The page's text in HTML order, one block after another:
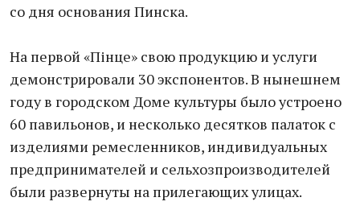
со дня основания Пинска.
На первой «Пінце» свою продукцию и услуги
демонстрировали 30 экспонентов. В нынешнем
году в городском Доме культуры было устроено
60 павильонов, и несколько десятков палаток с
изделиями ремесленников, индивидуальных
предпринимателей и сельхозпроизводителей
были развернуты на прилегающих улицах.